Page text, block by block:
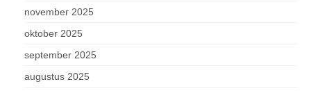
november 2025
oktober 2025
september 2025
augustus 2025